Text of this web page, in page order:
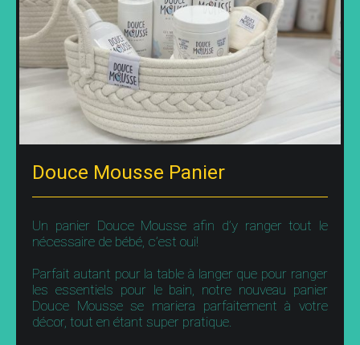
Douce Mousse Panier
Un panier Douce Mousse afin d’y ranger tout le
nécessaire de bébé, c’est oui!
Parfait autant pour la table à langer que pour ranger
les essentiels pour le bain, notre nouveau panier
Douce Mousse se mariera parfaitement à votre
décor, tout en étant super pratique.